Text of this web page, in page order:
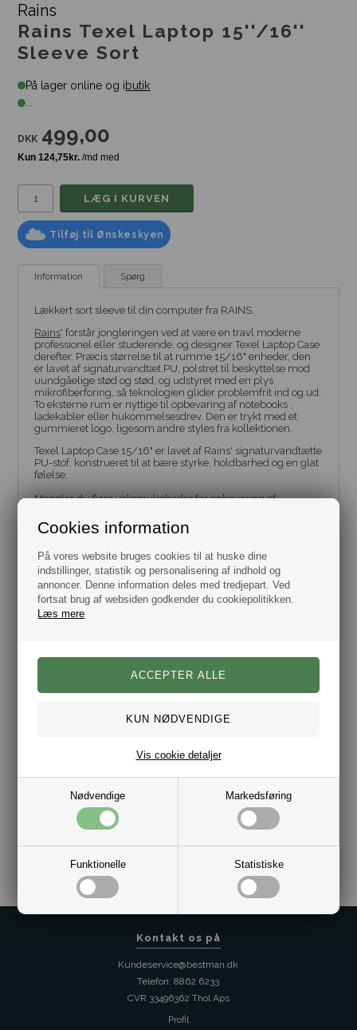
Cookies information
På vores website bruges cookies til at huske dine
indstillinger, statistik og personalisering af indhold og
annoncer. Denne information deles med tredjepart. Ved
fortsat brug af websiden godkender du cookiepolitikken.
Læs mere
Nødvendige Markedsføring
Funktionelle Statistiske
Vis cookie detaljer
Rains
Rains Texel Laptop 15''/16''
Sleeve Sort
På lager online og ibutik
...
DKK 499,00
Tilføj til Ønskeskyen
Information Spørg
Lækkert sort sleeve til din computer fra RAINS.
Rains' forstår jongleringen ved at være en travl moderne
professionel eller studerende, og designer Texel Laptop Case
derefter. Præcis størrelse til at rumme 15/16" enheder, den
er lavet af signaturvandtæt PU, polstret til beskyttelse mod
uundgåelige stød og stød, og udstyret med en plys
mikrofiberforing, så teknologien glider problemfrit ind og ud.
To eksterne rum er nyttige til opbevaring af notebooks ,
ladekabler eller hukommelsesdrev. Den er trykt med et
gummieret logo, ligesom andre styles fra kollektionen.
Texel Laptop Case 15/16" er lavet af Rains' signaturvandtætte
PU-stof, konstrueret til at bære styrke, holdbarhed og en glat
følelse.
Mangler du flere valgmuligheder for opbevaring af
Rains er et livsstilsmærke for overtøj. Dens kollektioner
stærk urban inspiration og en signatur stofidentitet. En belagt
vandtæt stofpalette inspireret af Rains' første design - en
moderne nyfortolkning af den klassiske gummiregnfrakke.
Rains bringer sin neo-skandinaviske æstetik, unisex-
kollektioner og konsekvent overraskende udvalg til
forbrugere på tværs af fire kontinenter.
Materiale: 100% Polyester (Coating 100%
10181565
Kontakt os på
Kundeservice@bestman.dk
Telefon: 8862 6233
CVR 33496362 Thol Aps
Profil